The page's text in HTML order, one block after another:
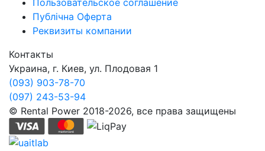
Пользовательское соглашение
Публічна Оферта
Реквизиты компании
Контакты
Украина, г. Киев, ул. Плодовая 1
(093) 903-78-70
(097) 243-53-94
© Rental Power 2018-2026, все права защищены